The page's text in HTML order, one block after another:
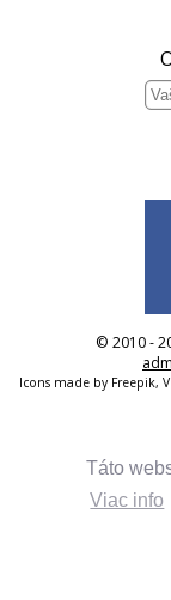
Táto
Viac info
© 2010 -
Icons made by Freepik,